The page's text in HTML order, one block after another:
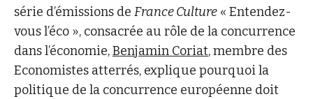
série d’émissions de France Culture « Entendez-
vous l’éco », consacrée au rôle de la concurrence
dans l’économie,Benjamin Coriat, membre des
Economistes atterrés, explique pourquoi la
politique de la concurrence européenne doit